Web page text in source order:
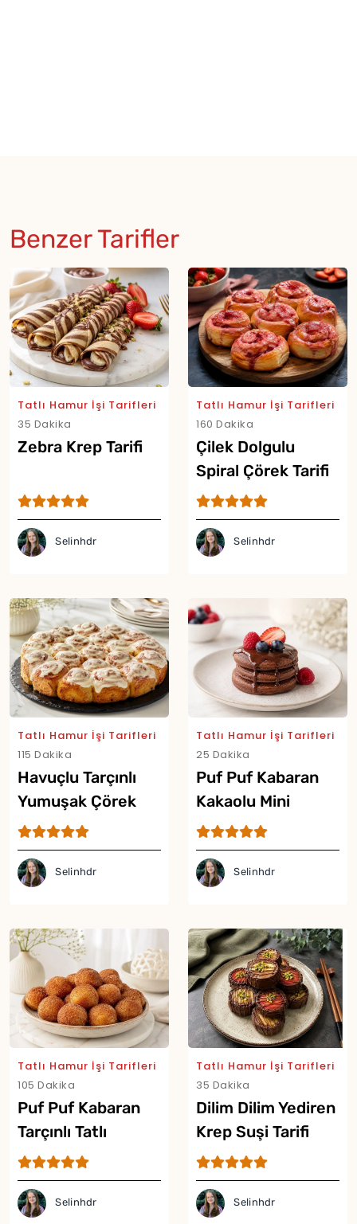
Benzer Tarifler
Tatlı Hamur İşi Tarifleri
35 Dakika
Zebra Krep Tarifi
Selinhdr
Tatlı Hamur İşi Tarifleri
160 Dakika
Çilek Dolgulu
Spiral Çörek Tarifi
Selinhdr
Tatlı Hamur İşi Tarifleri
115 Dakika
Havuçlu Tarçınlı
Yumuşak Çörek
Tarifi
Selinhdr
Tatlı Hamur İşi Tarifleri
25 Dakika
Puf Puf Kabaran
Kakaolu Mini
Pancake Tarifi
Selinhdr
Tatlı Hamur İşi Tarifleri
105 Dakika
Puf Puf Kabaran
Tarçınlı Tatlı
Lokmalar Tarifi
Selinhdr
Tatlı Hamur İşi Tarifleri
35 Dakika
Dilim Dilim Yediren
Krep Suşi Tarifi
Selinhdr